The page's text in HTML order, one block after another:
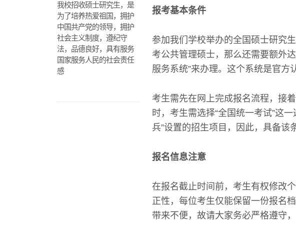
我校招收硕士研究生，是
为了培养热爱祖国，拥护
中国共产党的领导，拥护
社会主义制度，遵纪守
法，品德良好，具有服务
国家服务人民的社会责任
感
报考基本条件
参加我们学校举办的全国硕士研究
考公共管理硕士，那么还需要额外
服务系统”来办理。这个系统是官方
考生需先在网上完成报名流程，接
时，考生需选择“全国统一考试”这
兵”设置的招生项目，因此，具备该
报名信息注意
在报名截止时间前，考生有权修改
正性，每位考生仅能保留一份报名
带来不便，故请大家务必严格遵守，